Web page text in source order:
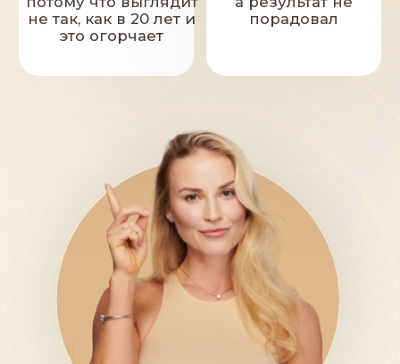
ПРИНЯТЬ УЧАСТИЕ
Основатель проекта DIVA,
Ирина Довгалева в социальных сетях: